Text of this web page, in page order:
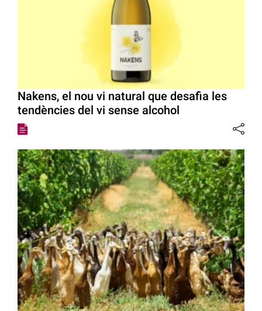
Nakens, el nou vi natural que desafia les
tendències del vi sense alcohol